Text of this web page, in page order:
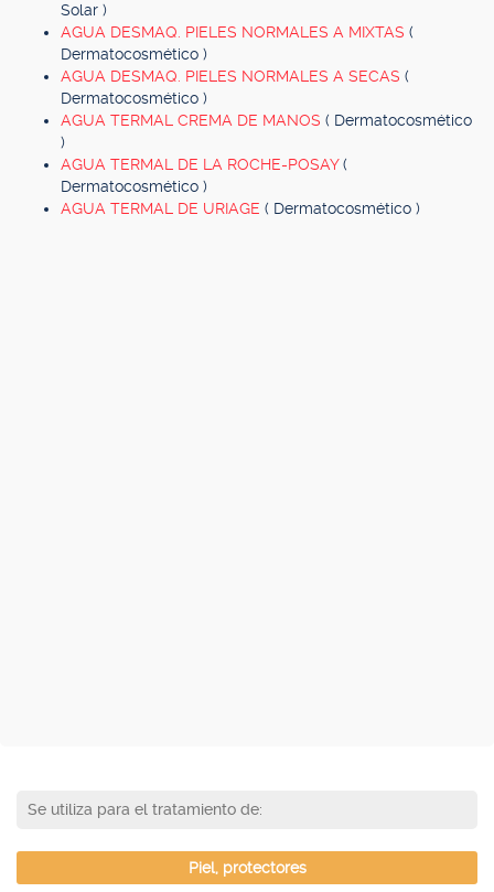
Solar )
AGUA DESMAQ. PIELES NORMALES A MIXTAS (
Dermatocosmético )
AGUA DESMAQ. PIELES NORMALES A SECAS (
Dermatocosmético )
AGUA TERMAL CREMA DE MANOS ( Dermatocosmético
)
AGUA TERMAL DE LA ROCHE-POSAY(
Dermatocosmético )
AGUA TERMAL DE URIAGE ( Dermatocosmético )
Se utiliza para el tratamiento de:
Piel, protectores